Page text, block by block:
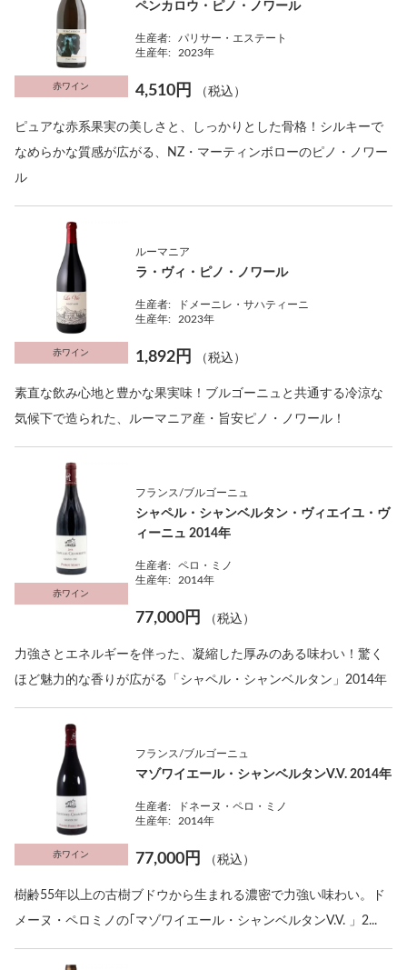
赤ワイン
ペンカロウ・ピノ・ノワール
生産者:
パリサー・エステート
生産年:
2023年
4,510円 （税込）
ピュアな赤系果実の美しさと、しっかりとした骨格！シルキーで
なめらかな質感が広がる、NZ・マーティンボローのピノ・ノワー
ル
赤ワイン
ルーマニア
ラ・ヴィ・ピノ・ノワール
生産者:
ドメーニレ・サハティーニ
生産年:
2023年
1,892円 （税込）
素直な飲み心地と豊かな果実味！ブルゴーニュと共通する冷涼な
気候下で造られた、ルーマニア産・旨安ピノ・ノワール！
赤ワイン
フランス/ブルゴーニュ
シャペル・シャンベルタン・ヴィエイユ・ヴ
ィーニュ 2014年
生産者:
ペロ・ミノ
生産年:
2014年
77,000円 （税込）
力強さとエネルギーを伴った、凝縮した厚みのある味わい！驚く
ほど魅力的な香りが広がる「シャペル・シャンベルタン」2014年
赤ワイン
フランス/ブルゴーニュ
マゾワイエール・シャンベルタンV.V. 2014年
生産者:
ドネーヌ・ペロ・ミノ
生産年:
2014年
77,000円 （税込）
樹齢55年以上の古樹ブドウから生まれる濃密で力強い味わい。ド
メーヌ・ペロミノの｢マゾワイエール・シャンベルタンV.V. 」2...